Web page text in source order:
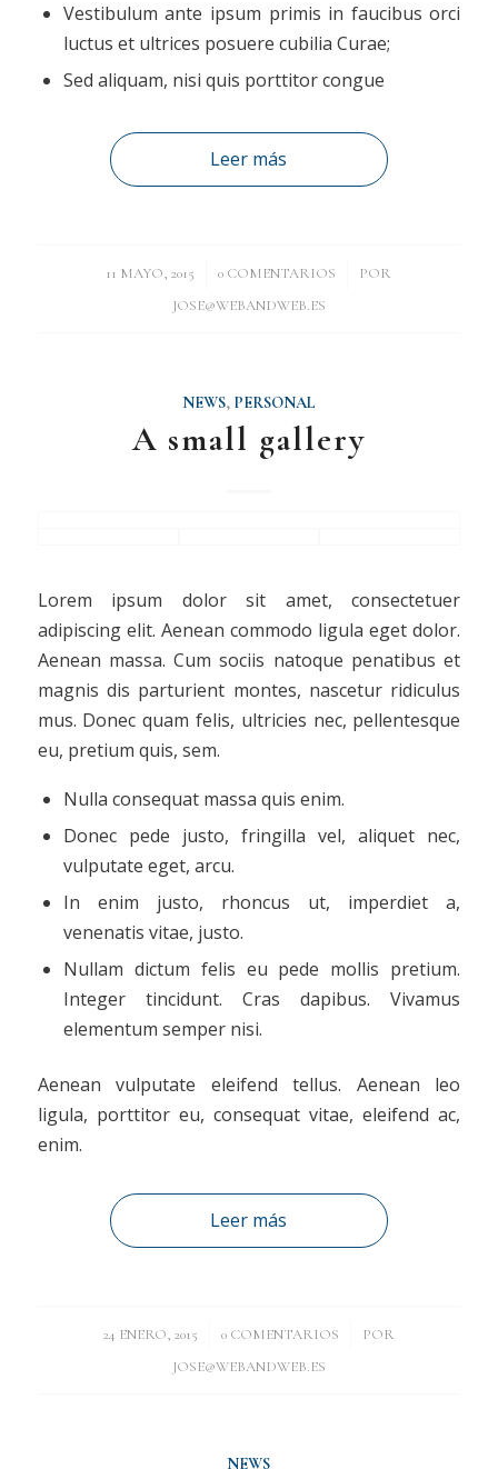
Vestibulum ante ipsum primis in faucibus orci
luctus et ultrices posuere cubilia Curae;
Sed aliquam, nisi quis porttitor congue
Leer más
11 MAYO, 2015
/ 0 COMENTARIOS
/
POR
JOSE@WEBANDWEB.ES
NEWS, PERSONAL
A small gallery
Lorem ipsum dolor sit amet, consectetuer
adipiscing elit. Aenean commodo ligula eget dolor.
Aenean massa. Cum sociis natoque penatibus et
magnis dis parturient montes, nascetur ridiculus
mus. Donec quam felis, ultricies nec, pellentesque
eu, pretium quis, sem.
Nulla consequat massa quis enim.
Donec pede justo, fringilla vel, aliquet nec,
vulputate eget, arcu.
In enim justo, rhoncus ut, imperdiet a,
venenatis vitae, justo.
Nullam dictum felis eu pede mollis pretium.
Integer tincidunt. Cras dapibus. Vivamus
elementum semper nisi.
Aenean vulputate eleifend tellus. Aenean leo
ligula, porttitor eu, consequat vitae, eleifend ac,
enim.
Leer más
24 ENERO, 2015
/ 0 COMENTARIOS
/
POR
JOSE@WEBANDWEB.ES
NEWS